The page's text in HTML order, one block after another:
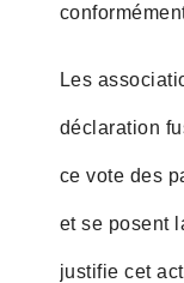
Les
déclaration
ce vote des
et se posent
justifie cet